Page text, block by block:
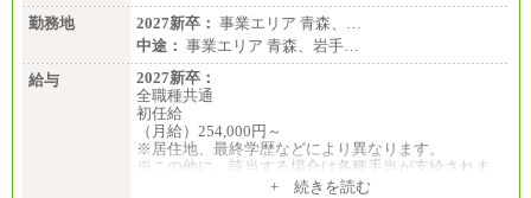
勤務地
2027新卒： 事業エリア 青森、…
中途： 事業エリア 青森、岩手…
給与
2027新卒：
全職種共通
初任給
（月給）254,000円～
※居住地、最終学歴などにより異なります。
※この他に、該当する場合は各種手当が支給されま
+ 続きを読む